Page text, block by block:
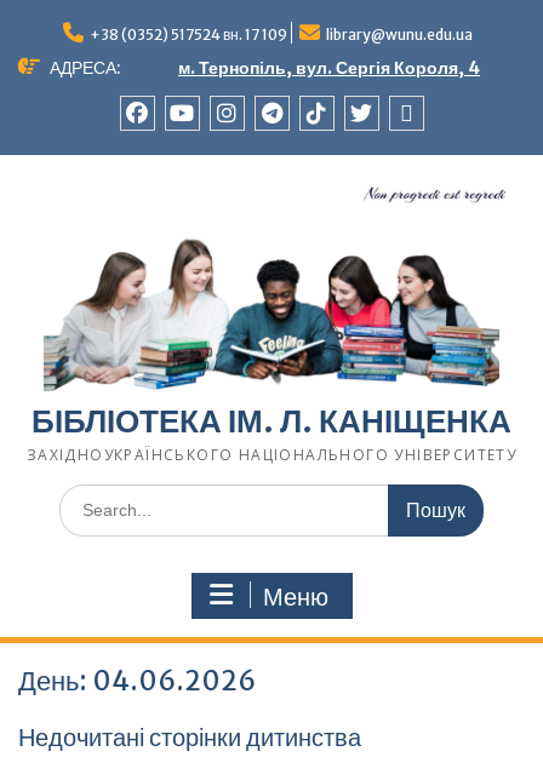
вмісту
+38 (0352) 517524 вн. 17 109 library@wunu.edu.ua
АДРЕСА: м. Тернопіль, вул. Сергія Короля, 4
БІБЛІОТЕКА ІМ. Л. КАНІЩЕНКА
ЗАХІДНОУКРАЇНСЬКОГО НАЦІОНАЛЬНОГО УНІВЕРСИТЕТУ
Шукати:
Меню
День: 04.06.2026
Недочитані сторінки дитинства